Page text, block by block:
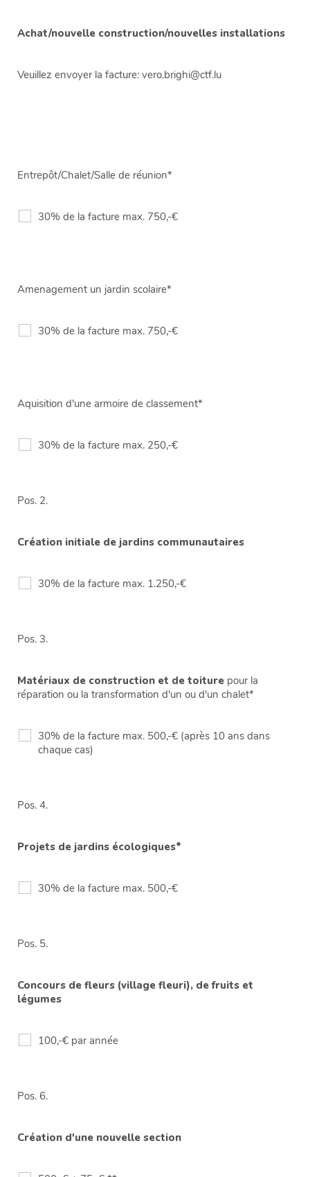
Achat/nouvelle construction/nouvelles installations
Veuillez envoyer la facture: vero.brighi@ctf.lu
Entrepôt/Chalet/Salle de réunion*
30% de la facture max. 750,-€
Amenagement un jardin scolaire*
30% de la facture max. 750,-€
Aquisition d'une armoire de classement*
30% de la facture max. 250,-€
Pos. 2.
Création initiale de jardins communautaires
30% de la facture max. 1.250,-€
Pos. 3.
Matériaux de construction et de toiture pour la
réparation ou la transformation d'un ou d'un chalet*
30% de la facture max. 500,-€ (après 10 ans dans
chaque cas)
Pos. 4.
Projets de jardins écologiques*
30% de la facture max. 500,-€
Pos. 5.
Concours de fleurs (village fleuri), de fruits et
légumes
100,-€ par année
Pos. 6.
Création d'une nouvelle section